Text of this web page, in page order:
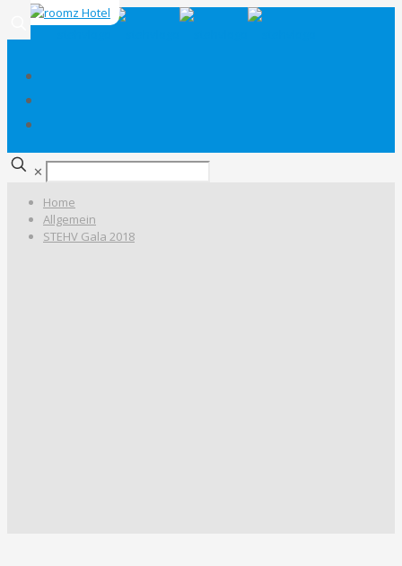
✕
Home
Allgemein
STEHV Gala 2018